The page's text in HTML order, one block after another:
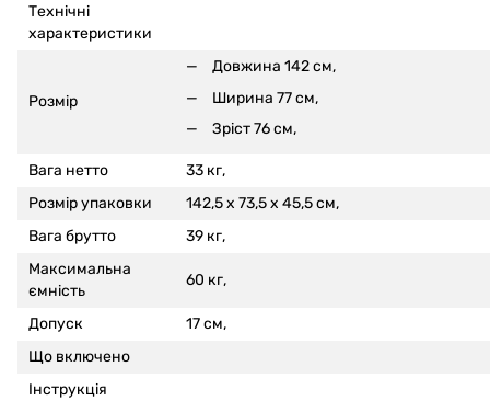
Технічні
характеристики
Розмір
Довжина 142 см,
Ширина 77 см,
Зріст 76 см,
Вага нетто
33 кг,
Розмір упаковки
142,5 x 73,5 x 45,5 см,
Вага брутто
39 кг,
Максимальна
ємність
60 кг,
Допуск
17 см,
Що включено
Інструкція